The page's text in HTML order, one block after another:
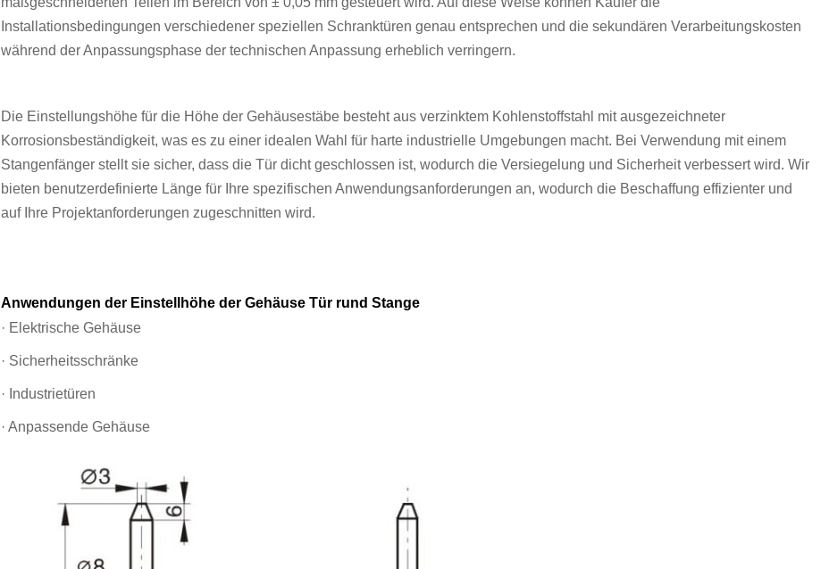
Installationsbedingungen verschiedener speziellen Schranktüren genau entsprechen und die sekundären Verarbeitungskosten
während der Anpassungsphase der technischen Anpassung erheblich verringern.
Die Einstellungshöhe für die Höhe der Gehäusestäbe besteht aus verzinktem Kohlenstoffstahl mit ausgezeichneter
Korrosionsbeständigkeit, was es zu einer idealen Wahl für harte industrielle Umgebungen macht. Bei Verwendung mit einem
Stangenfänger stellt sie sicher, dass die Tür dicht geschlossen ist, wodurch die Versiegelung und Sicherheit verbessert wird. Wir
bieten benutzerdefinierte Länge für Ihre spezifischen Anwendungsanforderungen an, wodurch die Beschaffung effizienter und
auf Ihre Projektanforderungen zugeschnitten wird.
Anwendungen der Einstellhöhe der Gehäuse Tür rund Stange
· Elektrische Gehäuse
· Sicherheitsschränke
· Industrietüren
· Anpassende Gehäuse